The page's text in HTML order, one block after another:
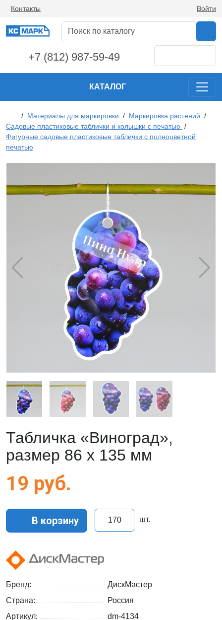
Контакты Войти
+7 (812) 987-59-49
КАТАЛОГ
/ Материалы для маркировки / Маркировка растений /
Садовые пластиковые таблички и колышки с печатью /
Фигурные садовые пластиковые таблички с полноцветной
печатью
Табличка «Виноград»,
размер 86 х 135 мм
19 руб.
В корзину шт.
Бренд:
ДискМастер
Страна:
Россия
Артикул:
dm-4134